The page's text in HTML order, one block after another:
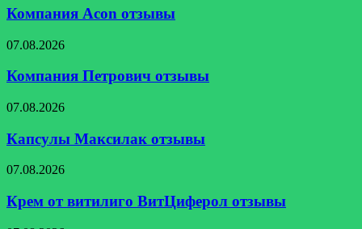
отзывы
Компания Acon отзывы
Компания
отзывы
07.08.2026
Компания Петрович отзывы
Капсулы
отзывы
07.08.2026
Капсулы Максилак отзывы
Крем
витилиго
ВитЦиферол
07.08.2026
Крем от витилиго ВитЦиферол отзывы